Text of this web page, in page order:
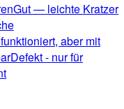
Gut — leichte Kratzer
aber mit
Defekt - nur für